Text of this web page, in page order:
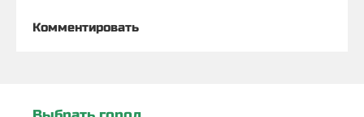
Комментировать